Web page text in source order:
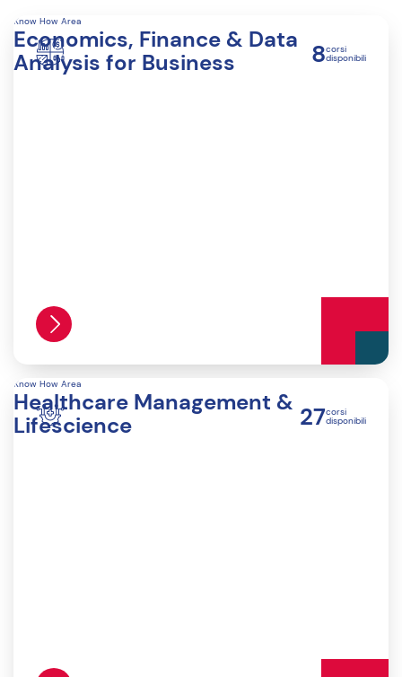
8corsi
disponibili
Know How Area
Economics, Finance & Data
Analysis for Business
27corsi
disponibili
Know How Area
Healthcare Management &
Lifescience